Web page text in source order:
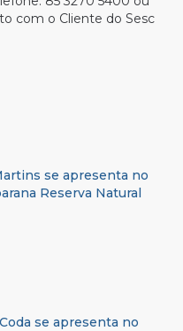
com o Cliente do Sesc
se apresenta no
Reserva Natural
se apresenta no